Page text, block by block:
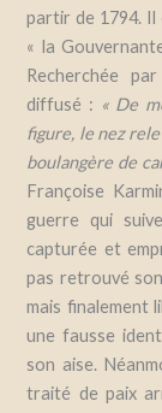
partir de 1794. Il
« la
Recherchée
diffusé : « De
figure, le nez
boulangère de
Françoise
guerre qui
capturée et
pas retrouvé son
mais finalement
une fausse
son aise.
traité de paix